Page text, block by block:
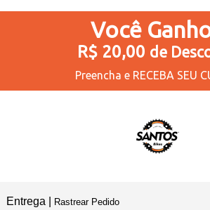
Você
R$ 20,00 de
Preencha e RECEBA SEU
Entrega | Rastrear Pedido